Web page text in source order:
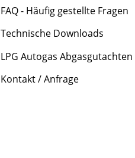
FAQ - Häufig gestellte Fragen
Technische Downloads
LPG Autogas Abgasgutachten
Kontakt / Anfrage